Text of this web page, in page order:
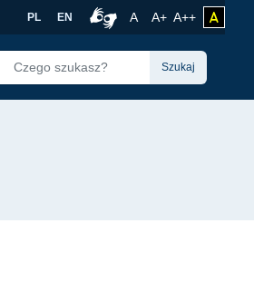
PG
PL EN ARozmiar czcionki
A+Czcionka
A++Czcionka
Szukaj